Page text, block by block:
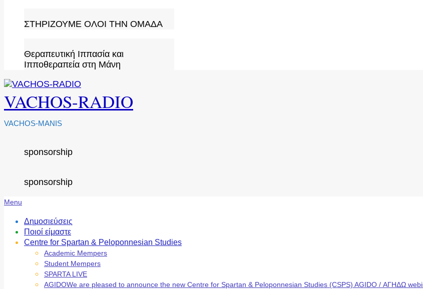
ΣΤΗΡΙΖΟΥΜΕ ΟΛΟΙ ΤΗΝ ΟΜΑΔΑ
Θεραπευτική Ιππασία και
Ιπποθεραπεία στη Μάνη
VACHOS-RADIO
VACHOS-MANIS
sponsorship
sponsorship
Secondary
Menu
Menu
Δημοσιεύσεις
Ποιοί είμαστε
Centre for Spartan & Peloponnesian Studies
Academic Mempers
Student Mempers
SPARTA LIVE
AGIDOWe are pleased to announce the new Centre for Spartan & Peloponnesian Studies (CSPS) AGIDO / ΑΓΗΔΩ